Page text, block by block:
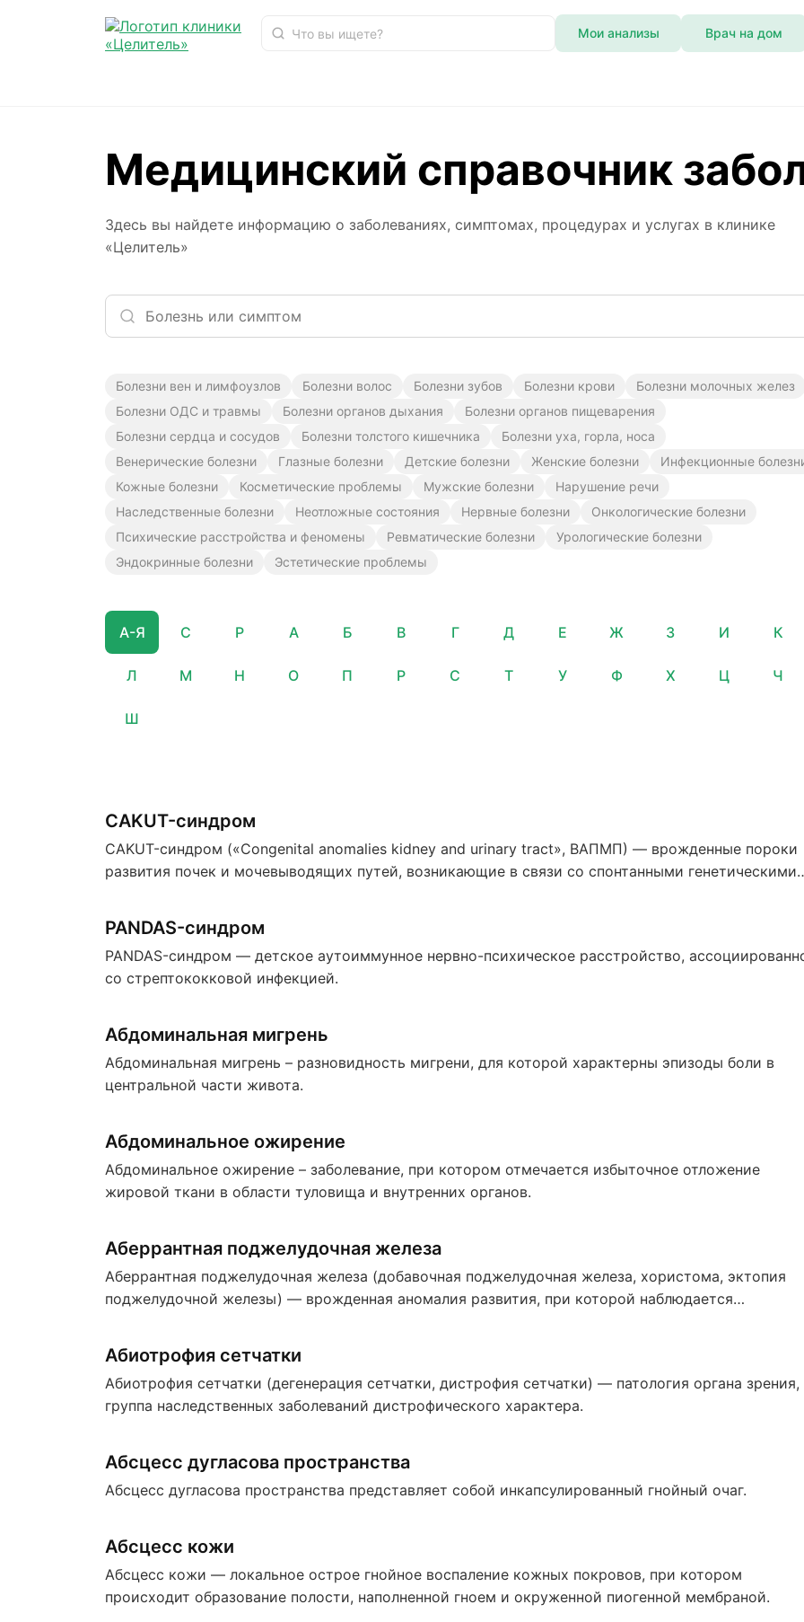
Мои анализы Врач на дом
Главная
Медицинский справочник заболеваний
Медицинский справочник
Здесь вы найдете информацию о заболеваниях, симптомах, процедурах и услугах в клинике
«Целитель»
Болезни вен и лимфоузлов Болезни волос Болезни зубов Болезни крови
Болезни молочных желез
Болезни ОДС и травмы
Болезни органов дыхания
Болезни органов пищеварения
Болезни сердца и сосудов
Болезни толстого кишечника
Болезни уха, горла, носа
Венерические болезни
Глазные болезни Детские болезни Женские болезни
Инфекционные
Кожные болезни
Косметические проблемы Мужские болезни
Нарушение речи
Наследственные болезни
Неотложные состояния Нервные болезни
Онкологические болезни
Психические расстройства и феномены
Ревматические болезни
Урологические болезни
Эндокринные болезни
Эстетические проблемы
А-Я C P А Б В Г Д Е Ж З И К
Л М Н О П Р С Т У Ф Х Ц Ч
Ш
CAKUT-синдром
CAKUT-синдром («Congenital anomalies kidney and urinary tract», ВАПМП) — врожденные пороки
развития почек и мочевыводящих путей, возникающие в связи со спонтанными генетическими
PANDAS-синдром
PANDAS-синдром — детское аутоиммунное нервно-психическое расстройство,
со стрептококковой инфекцией.
Абдоминальная мигрень
Абдоминальная мигрень – разновидность мигрени, для которой характерны эпизоды боли в
центральной части живота.
Абдоминальное ожирение
Абдоминальное ожирение – заболевание, при котором отмечается избыточное отложение
жировой ткани в области туловища и внутренних органов.
Аберрантная поджелудочная железа
Аберрантная поджелудочная железа (добавочная поджелудочная железа, хористома, эктопия
поджелудочной железы) — врожденная аномалия развития, при которой наблюдается
Абиотрофия сетчатки
Абиотрофия сетчатки (дегенерация сетчатки, дистрофия сетчатки) — патология органа зрения,
группа наследственных заболеваний дистрофического характера.
Абсцесс дугласова пространства
Абсцесс дугласова пространства представляет собой инкапсулированный гнойный очаг.
Абсцесс кожи
Абсцесс кожи — локальное острое гнойное воспаление кожных покровов, при котором
происходит образование полости, наполненной гноем и окруженной пиогенной мембраной.